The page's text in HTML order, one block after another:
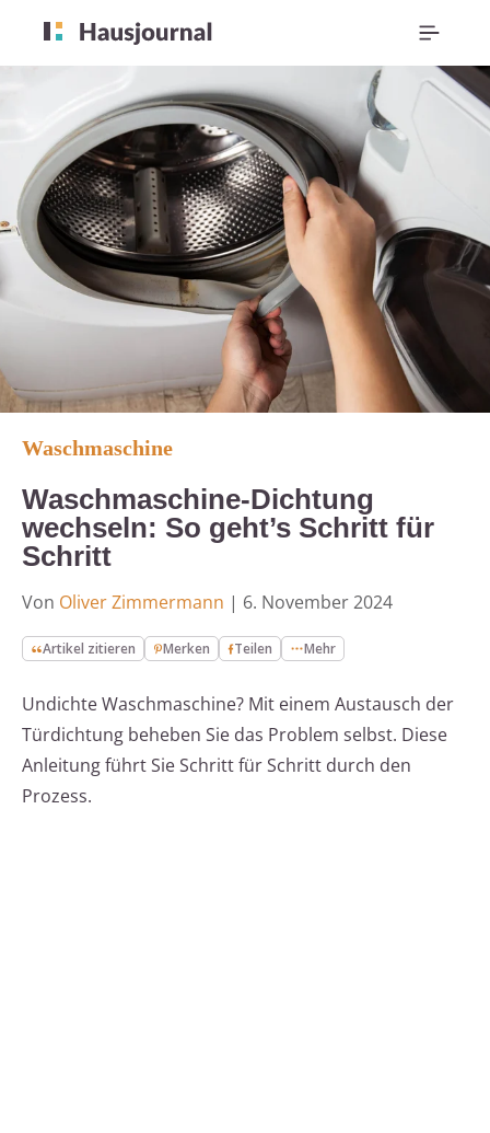
Waschmaschine
Waschmaschine-Dichtung
wechseln: So geht’s Schritt für
Schritt
Von Oliver Zimmermann | 6. November 2024
Artikel zitieren Merken Teilen Mehr
Undichte Waschmaschine? Mit einem Austausch der
Türdichtung beheben Sie das Problem selbst. Diese
Anleitung führt Sie Schritt für Schritt durch den
Prozess.